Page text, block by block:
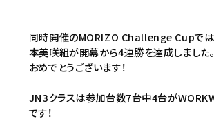
同時開催のMORIZO Challenge Cupで
本美咲組が開幕から4連勝を達成しました。
おめでとうございます！
JN3クラスは参加台数7台中4台が
です！